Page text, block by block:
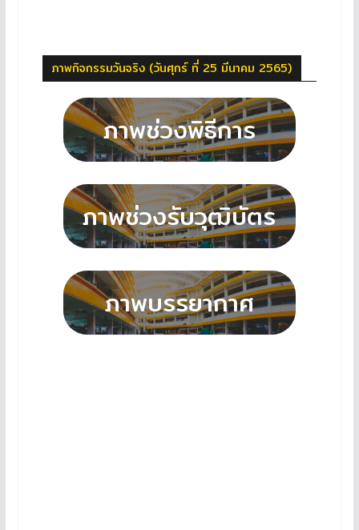
ภาพกิจกรรมวันจริง (วันศุกร์ ที่ 25 มีนาคม 2565)